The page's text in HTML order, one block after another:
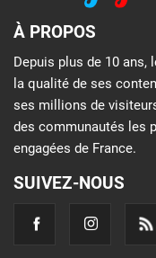
À PROPOS
Depuis plus de 10 ans,
la qualité de ses
ses millions de
des communautés les
engagées de France.
SUIVEZ-NOUS